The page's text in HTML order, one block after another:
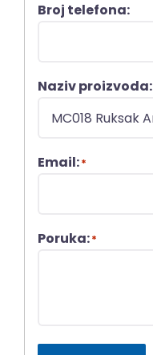
Broj telefona:
Naziv proizvoda:
Email:*
Poruka:*